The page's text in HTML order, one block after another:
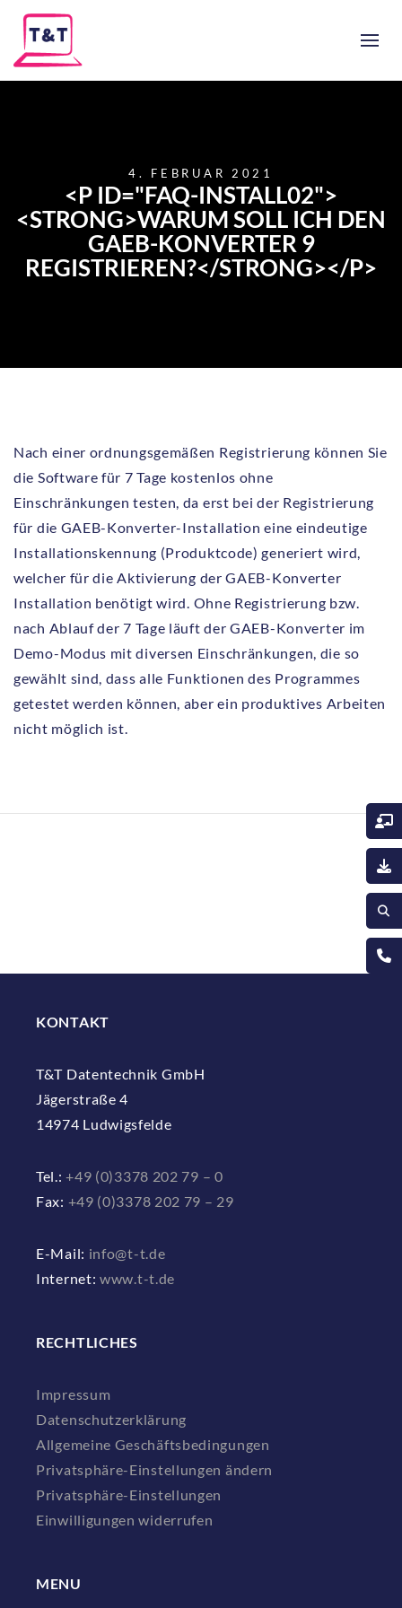
4. FEBRUAR 2021
<P ID="FAQ-INSTALL02">
<STRONG>WARUM SOLL ICH DEN
GAEB-KONVERTER 9
REGISTRIEREN?</STRONG></P>
Nach einer ordnungsgemäßen Registrierung können Sie
die Software für 7 Tage kostenlos ohne
Einschränkungen testen, da erst bei der Registrierung
für die GAEB-Konverter-Installation eine eindeutige
Installationskennung (Produktcode) generiert wird,
welcher für die Aktivierung der GAEB-Konverter
Installation benötigt wird. Ohne Registrierung bzw.
nach Ablauf der 7 Tage läuft der GAEB-Konverter im
Demo-Modus mit diversen Einschränkungen, die so
gewählt sind, dass alle Funktionen des Programmes
getestet werden können, aber ein produktives Arbeiten
nicht möglich ist.
KONTAKT
T&T Datentechnik GmbH
Jägerstraße 4
14974 Ludwigsfelde
Tel.:+49 (0)3378 202 79 – 0
Fax: +49 (0)3378 202 79 – 29
E-Mail: info@t-t.de
Internet: www.t-t.de
RECHTLICHES
Impressum
Datenschutzerklärung
Allgemeine Geschäftsbedingungen
Privatsphäre-Einstellungen ändern
Privatsphäre-Einstellungen
Einwilligungen widerrufen
MENU